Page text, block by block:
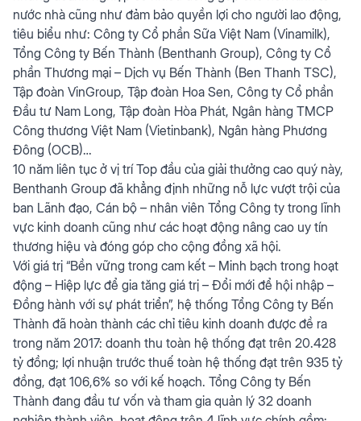
nước nhà cũng như đảm bảo quyền lợi cho người lao động,
tiêu biểu như: Công ty Cổ phần Sữa Việt Nam (Vinamilk),
Tổng Công ty Bến Thành (Benthanh Group), Công ty Cổ
phần Thương mại – Dịch vụ Bến Thành (Ben Thanh TSC),
Tập đoàn VinGroup, Tập đoàn Hoa Sen, Công ty Cổ phần
Đầu tư Nam Long, Tập đoàn Hòa Phát, Ngân hàng TMCP
Công thương Việt Nam (Vietinbank), Ngân hàng Phương
Đông (OCB)…
10 năm liên tục ở vị trí Top đầu của giải thưởng cao quý này,
Benthanh Group đã khẳng định những nỗ lực vượt trội của
ban Lãnh đạo, Cán bộ – nhân viên Tổng Công ty trong lĩnh
vực kinh doanh cũng như các hoạt động nâng cao uy tín
thương hiệu và đóng góp cho cộng đồng xã hội.
Với giá trị “Bền vững trong cam kết – Minh bạch trong hoạt
động – Hiệp lực để gia tăng giá trị – Đổi mới để hội nhập –
Đồng hành với sự phát triển”, hệ thống Tổng Công ty Bến
Thành đã hoàn thành các chỉ tiêu kinh doanh được đề ra
trong năm 2017: doanh thu toàn hệ thống đạt trên 20.428
tỷ đồng; lợi nhuận trước thuế toàn hệ thống đạt trên 935 tỷ
đồng, đạt 106,6% so với kế hoạch. Tổng Công ty Bến
Thành đang đầu tư vốn và tham gia quản lý 32 doanh